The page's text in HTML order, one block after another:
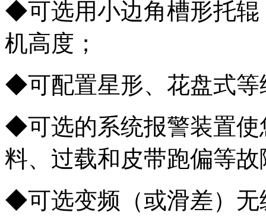
◆可选用小边角槽形托辊
机高度；
◆可配置星形、花盘式等
◆可选的系统报警装置使
料、过载和皮带跑偏等故
◆可选变频（或滑差）无